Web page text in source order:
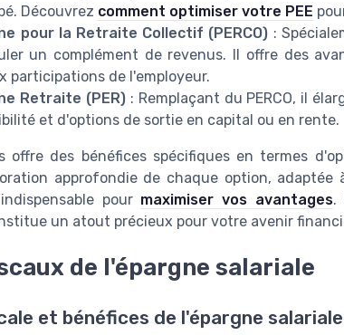
Découvrez comment optimiser votre PEE
pour la Retraite Collectif (PERCO) :
un complément de revenus. Il offre des
participations de l'employeur.
Retraite (PER): Remplaçant du PERCO, il
et d'options de sortie en capital ou en rente.
offre des bénéfices spécifiques en termes
approfondie de chaque option,
pour maximiser vos avantages.
un atout précieux pour votre avenir
de l'épargne salariale
et bénéfices de l'épargne salariale